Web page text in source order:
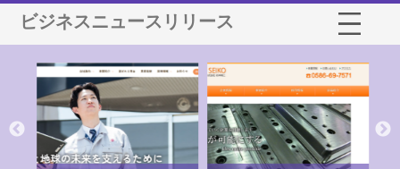
ビジネスニュースリリース